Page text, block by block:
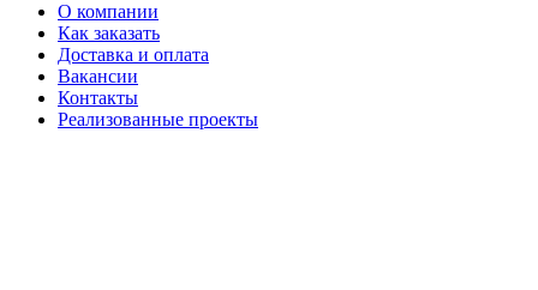
О компании
Как заказать
Доставка и оплата
Вакансии
Контакты
Реализованные проекты